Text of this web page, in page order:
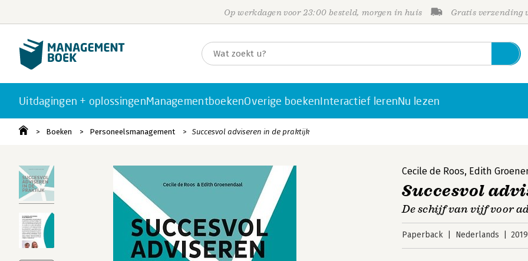
Op werkdagen voor 23:00 besteld, morgen in huis Gratis verzending
Uitdagingen + oplossingenManagementboekenOverige boekenInteractief lerenNu lezen
Boeken Personeelsmanagement Succesvol adviseren in de praktijk
Cecile de Roos, Edith
Succesvol
De schijf van vijf voor
Paperback Nederlands 2019